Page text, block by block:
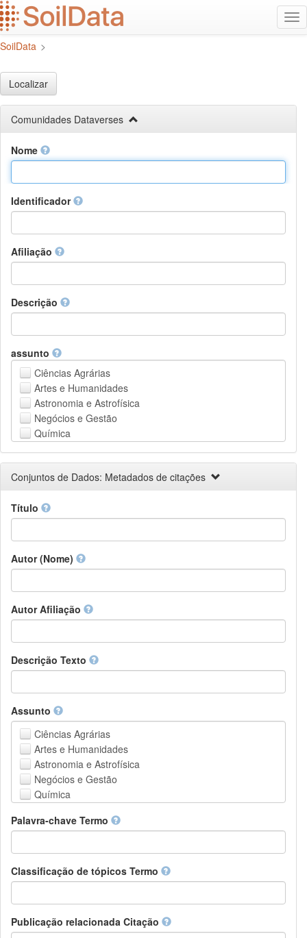
Ir
para
o
conteúdo
SoilData >
Localizar
Comunidades Dataverses
Nome
Identificador
Afiliação
Descrição
assunto
Ciências Agrárias
Artes e Humanidades
Astronomia e Astrofísica
Negócios e Gestão
Química
Ciências da Terra e do meio ambiente
Engenharia
Ciências matemáticas
Física
Ciências Sociais
Outros
Conjuntos de Dados: Metadados de citações
Título
Autor (Nome)
Autor Afiliação
Descrição Texto
Assunto
Ciências Agrárias
Artes e Humanidades
Astronomia e Astrofísica
Negócios e Gestão
Química
Ciências da Terra e do meio ambiente
Direito
Ciências matemáticas
Medicina, Saúde e Ciências da Vida
Ciências Sociais
Outros
Palavra-chave Termo
Classificação de tópicos Termo
Publicação relacionada Citação